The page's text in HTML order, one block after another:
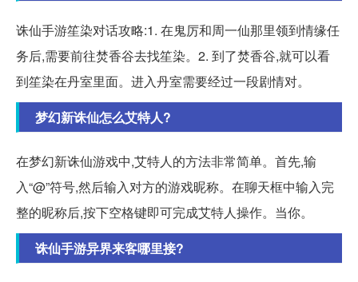
诛仙手游笙染对话攻略:1. 在鬼厉和周一仙那里领到情缘任
务后,需要前往焚香谷去找笙染。2. 到了焚香谷,就可以看
到笙染在丹室里面。进入丹室需要经过一段剧情对。
梦幻新诛仙怎么艾特人?
在梦幻新诛仙游戏中,艾特人的方法非常简单。首先,输
入“@”符号,然后输入对方的游戏昵称。在聊天框中输入完
整的昵称后,按下空格键即可完成艾特人操作。当你。
诛仙手游异界来客哪里接?